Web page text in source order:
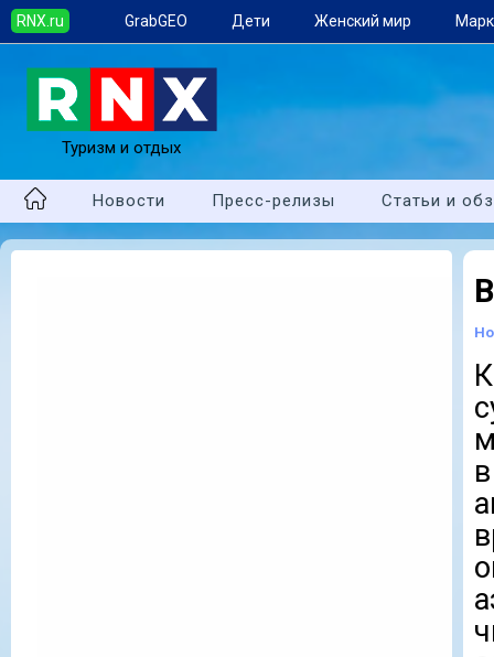
RNX.ru GrabGEO Дети Женский мир
Туризм и отдых
Новости Пресс-релизы Статьи и